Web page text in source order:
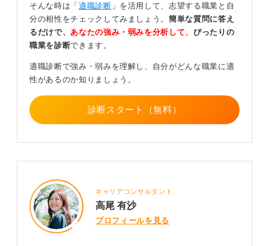
で面白い仕事にかかわれる可能性もある業界ということ
を認識しておきましょう。
そんな時は「 適職診断 」を活用して、志望する職業と自
分の相性をチェックしてみましょう。簡単な質問に答え
るだけで、 あなたの強み・弱みを分析して、 ぴったりの
職業を診断できます。
適職診断で強み・弱みを理解し、自分がどんな職業に適
性があるのか知りましょう。
診断スタート（無料）
キャリアコンサルタント
高尾 有沙
プロフィールを見る